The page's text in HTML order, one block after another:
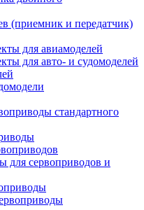
(приемник и передатчик)
для авиамоделей
для авто- и судомоделей
стандартного
для сервоприводов и